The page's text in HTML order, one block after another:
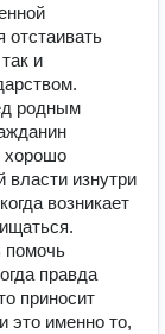
и
родным
хорошо
власти изнутри
возникает
помочь
правда
приносит
это именно то,